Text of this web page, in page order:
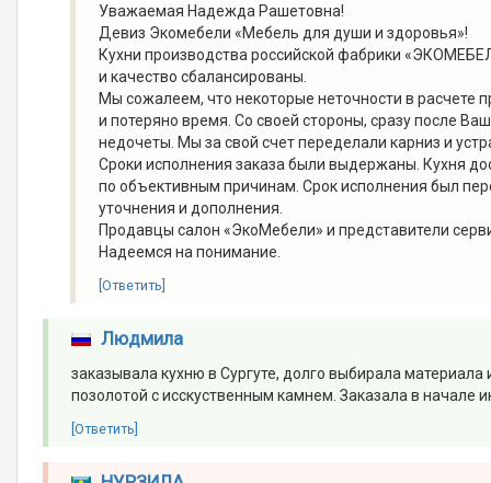
Уважаемая Надежда Рашетовна!
Девиз Экомебели «Мебель для души и здоровья»!
Кухни производства российской фабрики
и качество сбалансированы.
Мы сожалеем, что некоторые неточности в расчете
и потеряно время. Со своей стороны, сразу после
недочеты. Мы за свой счет переделали карниз и
Сроки исполнения заказа были выдержаны. Кухня
по объективным причинам. Срок исполнения был
уточнения и дополнения.
Продавцы салон «ЭкоМебели» и представители
Надеемся на понимание.
[Ответить]
Людмила
заказывала кухню в Сургуте, долго выбирала
позолотой с исскуственным камнем. Заказала в начале
[Ответить]